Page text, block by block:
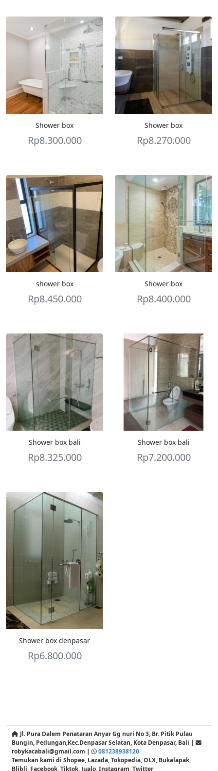
Shower box
Rp8.300.000
Shower box
Rp8.270.000
shower box
Rp8.450.000
Shower box
Rp8.400.000
Shower box bali
Rp8.325.000
Shower box bali
Rp7.200.000
Shower box denpasar
Rp6.800.000
Jl. Pura Dalem Penataran Anyar Gg nuri No 3, Br. Pitik Pulau
Bungin, Pedungan,Kec.Denpasar Selatan, Kota Denpasar, Bali |
robykacabali@gmail.com |
081238938120
Temukan kami di Shopee, Lazada, Tokopedia, OLX, Bukalapak,
Blibli, Facebook, Tiktok, Jualo, Instagram, Twitter